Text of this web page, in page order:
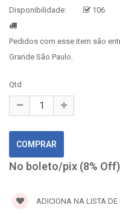
Disponibilidade:
106
Pedidos com esse item são
Grande São Paulo.
Qtd
No boleto/pix (8% Off)
ADICIONA NA LISTA DE